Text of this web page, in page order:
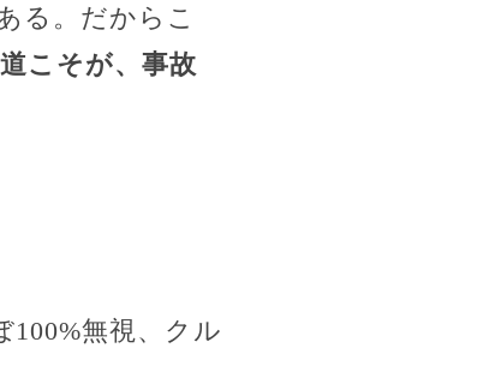
る。だからこ
こそが、事故
無視、クル